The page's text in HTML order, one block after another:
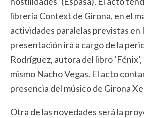
librería Context de Girona, en el
actividades paralelas previstas en
presentación irá a cargo de la
Rodríguez, autora del libro
mismo Nacho Vegas. El acto
presencia del músico de Girona
Otra de las novedades será la